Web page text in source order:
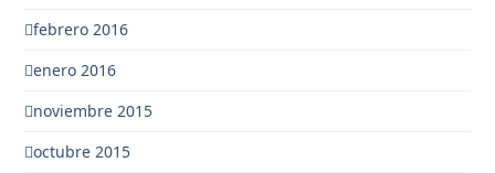
febrero 2016
enero 2016
noviembre 2015
octubre 2015